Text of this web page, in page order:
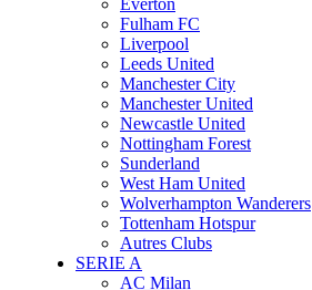
Everton
Fulham FC
Liverpool
Leeds United
Manchester City
Manchester United
Newcastle United
Nottingham Forest
Sunderland
West Ham United
Wolverhampton Wanderers
Tottenham Hotspur
Autres Clubs
SERIE A
AC Milan